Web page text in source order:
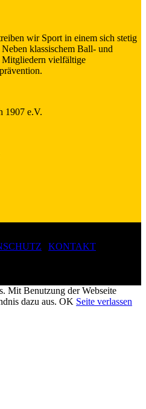
wir Sport in einem sich stetig
klassischem Ball- und
Mitgliedern vielfältige
1907 e.V.
KONTAKT
Mit Benutzung der Webseite
dazu aus. OK Seite verlassen